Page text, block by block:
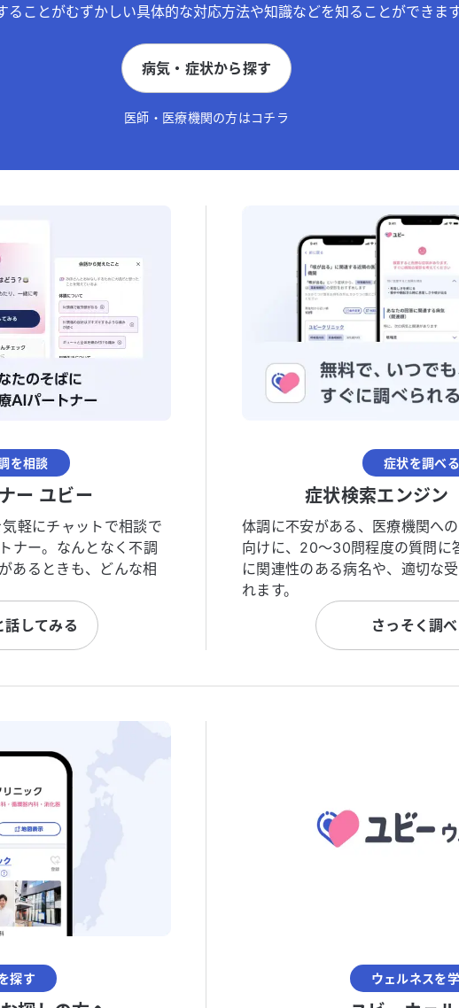
ることがむずかしい具体的な対応方法や知識などを知ることができます
病気・症状から探す
医師・医療機関の方はコチラ
を相談
ー ユビー
軽にチャットで相談で
ナー。なんとなく不調
あるときも、どんな相
してみる
症状を調べる
症状検索エンジン
体調に不安がある、医療機関へ
向けに、20〜30問程度の質問に
に関連性のある病名や、適切な
れます。
さっそく調
探す ウェルネスを